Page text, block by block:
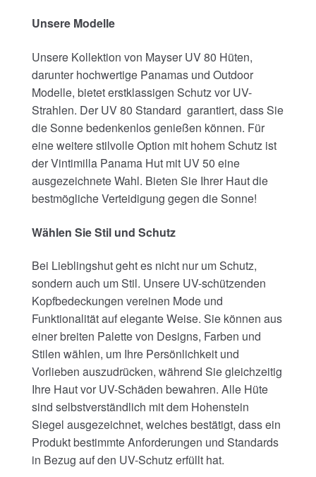
Unsere Modelle
Unsere Kollektion von Mayser UV 80 Hüten,
darunter hochwertige Panamas und Outdoor
Modelle, bietet erstklassigen Schutz vor UV-
Strahlen. Der UV 80 Standard garantiert, dass Sie
die Sonne bedenkenlos genießen können. Für
eine weitere stilvolle Option mit hohem Schutz ist
der Vintimilla Panama Hut mit UV 50 eine
ausgezeichnete Wahl. Bieten Sie Ihrer Haut die
bestmögliche Verteidigung gegen die Sonne!
Wählen Sie Stil und Schutz
Bei Lieblingshut geht es nicht nur um Schutz,
sondern auch um Stil. Unsere UV-schützenden
Kopfbedeckungen vereinen Mode und
Funktionalität auf elegante Weise. Sie können aus
einer breiten Palette von Designs, Farben und
Stilen wählen, um Ihre Persönlichkeit und
Vorlieben auszudrücken, während Sie gleichzeitig
Ihre Haut vor UV-Schäden bewahren. Alle Hüte
sind selbstverständlich mit dem Hohenstein
Siegel ausgezeichnet, welches bestätigt, dass ein
Produkt bestimmte Anforderungen und Standards
in Bezug auf den UV-Schutz erfüllt hat.